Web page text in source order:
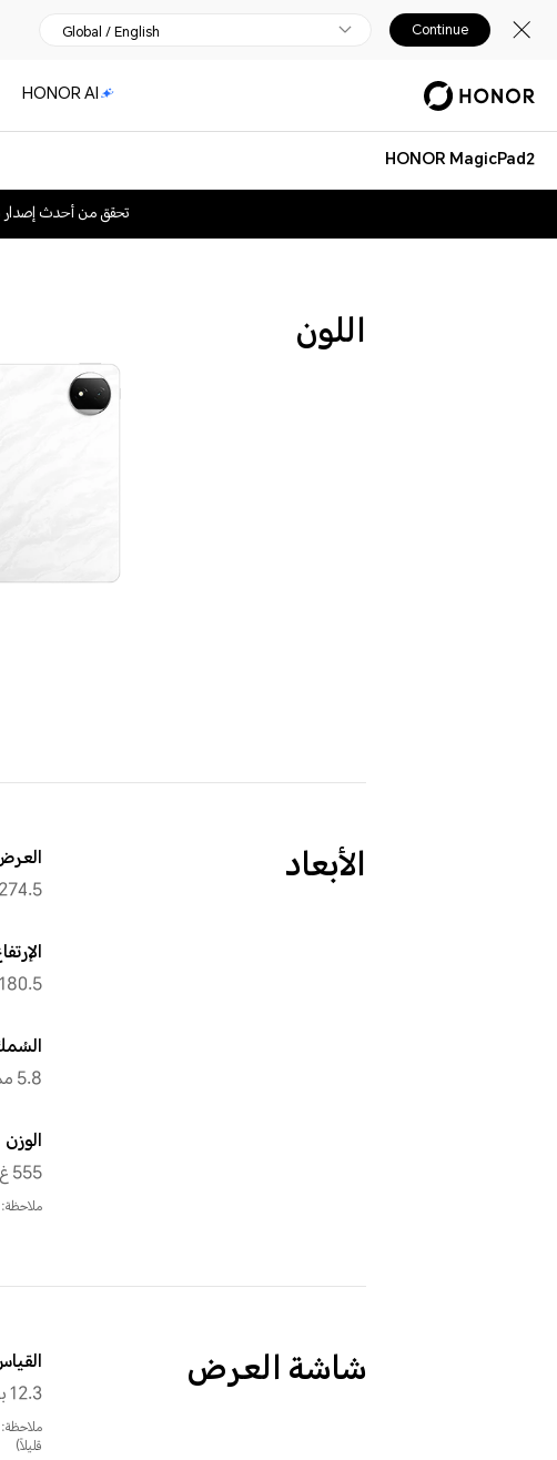
Global / English Continue
HONOR AI
HONOR MagicPad2
تحقق من أحدث
اللون
الأبعاد
274.5 مم
180.5 مم
5.8 مم
الوزن
555 غ تقريبًا (مع البطارية)
ملاحظة:
شاشة العرض
12.3 بوصة
قليلاً)